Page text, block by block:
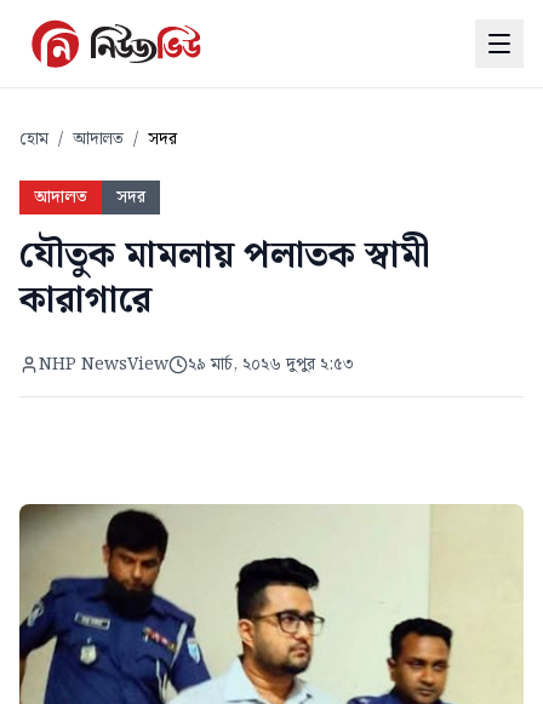
হোম / আদালত / সদর
আদালত সদর
যৌতুক মামলায় পলাতক স্বামী
কারাগারে
NHP NewsView ২৯ মার্চ, ২০২৬ দুপুর ২:৫৩